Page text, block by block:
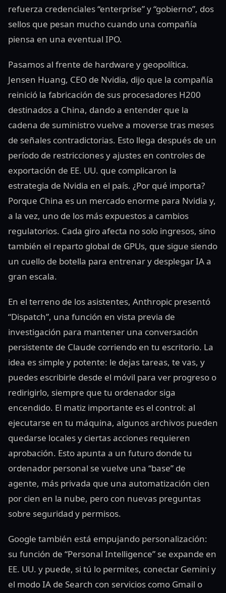
refuerza credenciales “enterprise” y “gobierno”, dos
sellos que pesan mucho cuando una compañía
piensa en una eventual IPO.
Pasamos al frente de hardware y geopolítica.
Jensen Huang, CEO de Nvidia, dijo que la compañía
reinició la fabricación de sus procesadores H200
destinados a China, dando a entender que la
cadena de suministro vuelve a moverse tras meses
de señales contradictorias. Esto llega después de un
período de restricciones y ajustes en controles de
exportación de EE. UU. que complicaron la
estrategia de Nvidia en el país. ¿Por qué importa?
Porque China es un mercado enorme para Nvidia y,
a la vez, uno de los más expuestos a cambios
regulatorios. Cada giro afecta no solo ingresos, sino
también el reparto global de GPUs, que sigue siendo
un cuello de botella para entrenar y desplegar IA a
gran escala.
En el terreno de los asistentes, Anthropic presentó
“Dispatch”, una función en vista previa de
investigación para mantener una conversación
persistente de Claude corriendo en tu escritorio. La
idea es simple y potente: le dejas tareas, te vas, y
puedes escribirle desde el móvil para ver progreso o
redirigirlo, siempre que tu ordenador siga
encendido. El matiz importante es el control: al
ejecutarse en tu máquina, algunos archivos pueden
quedarse locales y ciertas acciones requieren
aprobación. Esto apunta a un futuro donde tu
ordenador personal se vuelve una “base” de
agente, más privada que una automatización cien
por cien en la nube, pero con nuevas preguntas
sobre seguridad y permisos.
Google también está empujando personalización:
su función de “Personal Intelligence” se expande en
EE. UU. y puede, si tú lo permites, conectar Gemini y
el modo IA de Search con servicios como Gmail o